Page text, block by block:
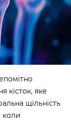
кісток, яке
щільність
коли